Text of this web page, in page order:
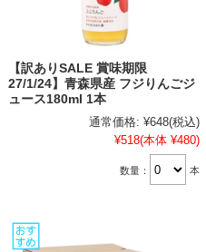
【訳ありSALE 賞味期限
27/1/24】青森県産 フジりんごジ
ュース180ml 1本
通常価格: ¥648(税込)
¥518(本体 ¥480)
数量： 本